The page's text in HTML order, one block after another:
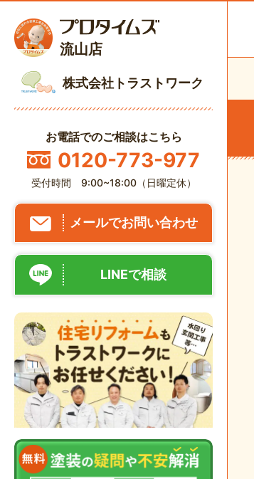
流山店
株式会社トラストワーク
お電話でのご相談はこちら
0120-773-977
受付時間 9:00~18:00（日曜定休）
メールでお問い合わせ
LINEで相談